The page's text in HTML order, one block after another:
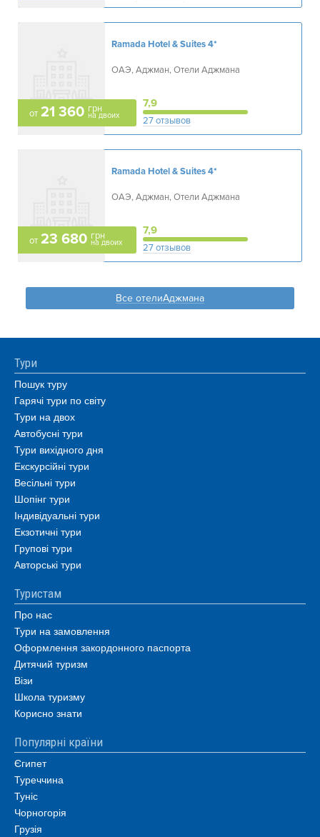
от 21 360 грн
на двоих
Ramada Hotel & Suites4*
ОАЭ, Аджман, Отели Аджмана
7,9
27 отзывов
от 23 680 грн
на двоих
Ramada Hotel & Suites4*
ОАЭ, Аджман, Отели Аджмана
7,9
27 отзывов
Все отелиАджмана
Тури
Пошук туру
Гарячі тури по світу
Тури на двох
Автобусні тури
Тури вихідного дня
Екскурсійні тури
Весільні тури
Шопінг тури
Індивідуальні тури
Екзотичні тури
Групові тури
Авторські тури
Туристам
Про нас
Тури на замовлення
Оформлення закордонного паспорта
Дитячий туризм
Візи
Школа туризму
Корисно знати
Популярні країни
Єгипет
Туреччина
Туніс
Чорногорія
Грузія